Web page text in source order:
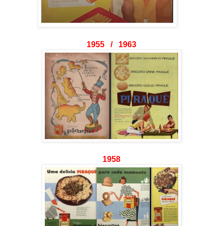
1955 / 1963
1958